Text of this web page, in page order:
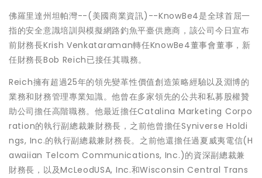
佛羅里達州坦帕灣--(美國商業資訊)--KnowBe4是全球首屈一
指的安全意識培訓與模擬網路釣魚平臺供應商，該公司今日宣布
前財務長Krish Venkataraman轉任KnowBe4董事會董事，新
任財務長Bob Reich已接任其職務。
Reich擁有超過25年的領先變革性價值創造策略經驗以及淵博的
業務和財務管理專業知識。他曾在多家領先的公共和私募股權贊
助公司擔任高階職務。他最近擔任Catalina Marketing Corpo
ration的執行副總裁兼財務長，之前他曾擔任Syniverse Holdi
ngs, Inc.的執行副總裁兼財務長。之前他還擔任過夏威夷電信(H
awaiian Telcom Communications, Inc.)的資深副總裁兼
財務長，以及McLeodUSA, Inc.和Wisconsin Central Trans